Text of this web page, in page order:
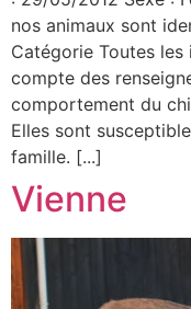
nos animaux sont
Catégorie Toutes
compte des
comportement du
Elles sont
famille. [...]
Vienne